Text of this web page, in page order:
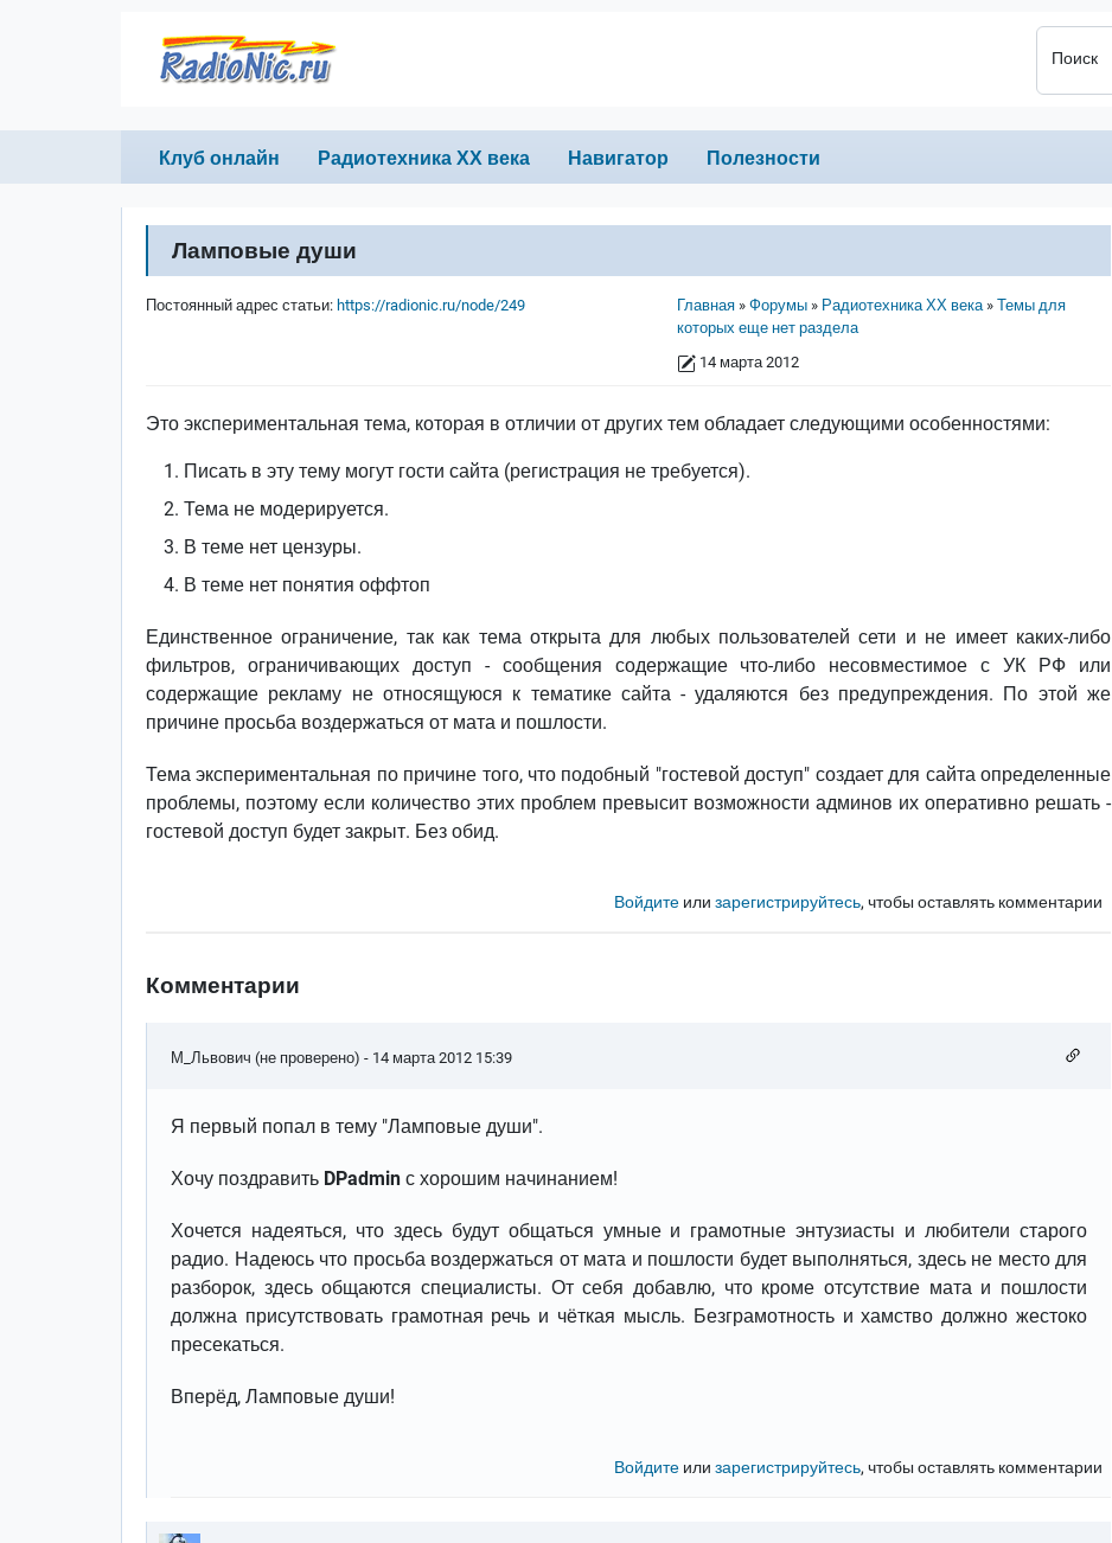
Поиск
Primary links
Клуб онлайн Радиотехника ХХ века Навигатор Полезности
Ламповые души
Строка навигации
Главная Форумы Радиотехника ХХ века
Темы для
которых еще нет раздела
14 марта 2012
Постоянный адрес статьи: https://radionic.ru/node/249
Это экспериментальная тема, которая в отличии от других тем обладает следующими особенностями:
Писать в эту тему могут гости сайта (регистрация не требуется).
Тема не модерируется.
В теме нет цензуры.
В теме нет понятия оффтоп
Единственное ограничение, так как тема открыта для любых пользователей сети и не имеет каких-либо
фильтров, ограничивающих доступ - сообщения содержащие что-либо несовместимое с УК РФ или
содержащие рекламу не относящуюся к тематике сайта - удаляются без предупреждения. По этой же
причине просьба воздержаться от мата и пошлости.
Тема экспериментальная по причине того, что подобный "гостевой доступ" создает для сайта определенные
проблемы, поэтому если количество этих проблем превысит возможности админов их оперативно решать -
гостевой доступ будет закрыт. Без обид.
Войдитеили зарегистрируйтесь, чтобы оставлять комментарии
Комментарии
М_Львович (не проверено) - 14 марта 2012 15:39
Я первый попал в тему "Ламповые души".
Хочу поздравить DPadmin с хорошим начинанием!
Хочется надеяться, что здесь будут общаться умные и грамотные энтузиасты и любители старого
радио. Надеюсь что просьба воздержаться от мата и пошлости будет выполняться, здесь не место для
разборок, здесь общаются специалисты. От себя добавлю, что кроме отсутствие мата и пошлости
должна присутствовать грамотная речь и чёткая мысль. Безграмотность и хамство должно жестоко
пресекаться.
Вперёд, Ламповые души!
Войдитеили зарегистрируйтесь, чтобы оставлять комментарии